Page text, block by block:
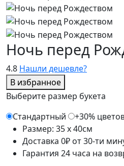
4.8 Нашли дешевле?
В избранное
Ночь перед
Выберите размер букета
Стандартный
+30%
Размер: 35 x 40см
Доставка 0₽ от 30-ти
Гарантия 24 часа на